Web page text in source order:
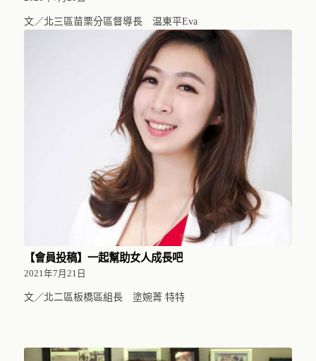
文／北三區苗栗分區督導長 温東平Eva
【會員投稿】一起幫助女人成長吧
2021年7月21日
文／北二區板橋區組長 塗婉菁 特特